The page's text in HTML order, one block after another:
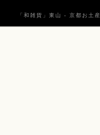
「和雑貨」東山 - 京都お土産